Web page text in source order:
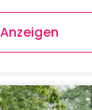
Anzeigen